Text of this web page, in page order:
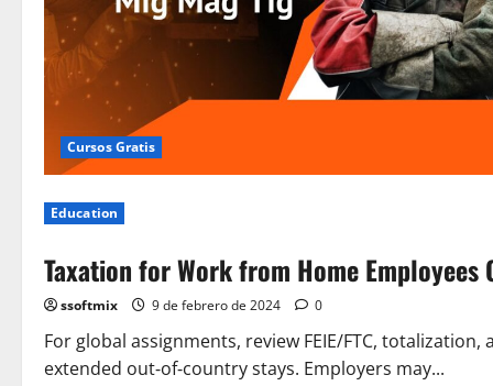
Cursos Gratis
Education
Taxation for Work from Home Employees
ssoftmix 9 de febrero de 2024 0
For global assignments, review FEIE/FTC,
extended out‑of‑country stays. Employers may...